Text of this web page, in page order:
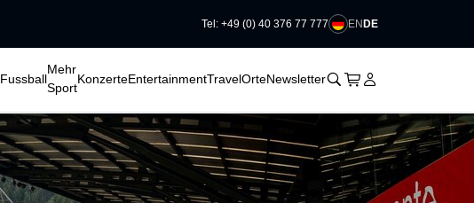
Tel: +49 (0) 40 376 77 777 ENDE
Fussball
Mehr
Sport
KonzerteEntertainmentTravelOrteNewsletter􀊫 Warenkorb
􀍩 Login
􀉩